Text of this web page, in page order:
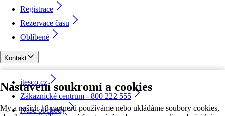
Nastavení soukromí a cookies
My a našich 18 partnerů používáme nebo ukládáme soubory cookies,
Registrace
Rezervace času
Oblíbené
Kontakt
itesco.cz
Zákaznické centrum - 800 222 555
Naše obchody